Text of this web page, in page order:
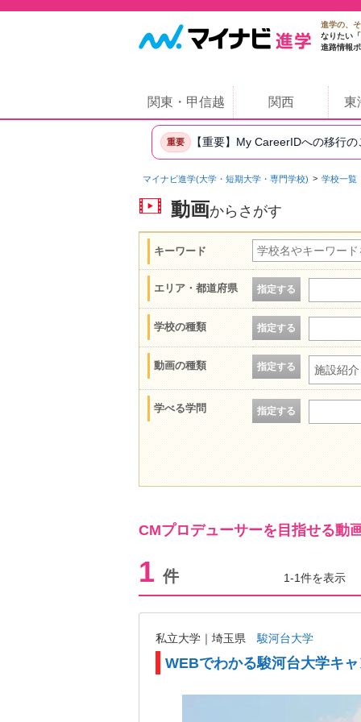
進学の、
なりたい
進路情報
関東・甲信越 関西 東
重要 【重要】My CareerIDへの移行
マイナビ進学(大学・短期大学・専門学校) 学校一覧
動画からさがす
キーワード
エリア・都道府県 指定する
学校の種類 指定する
動画の種類 指定する 施設紹介
学べる学問 指定する
CMプロデューサーを目指せる動
1 件 1-1件を表示
私立大学｜埼玉県 駿河台大学
WEBでわかる駿河台大学キ